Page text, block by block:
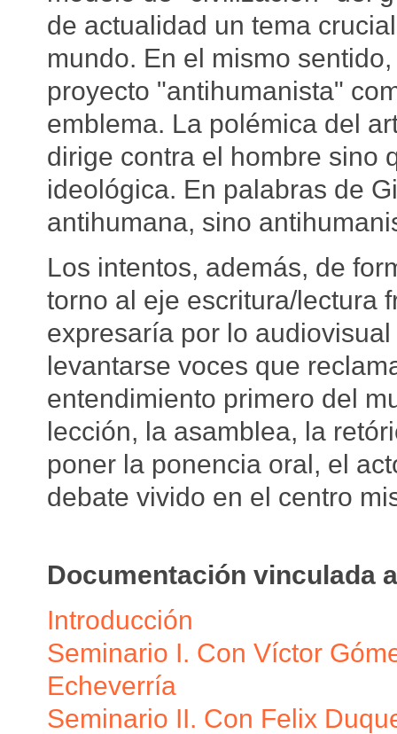
de actualidad un tema
mundo. En el mismo
proyecto "antihumanista"
emblema. La polémica del
dirige contra el hombre sino
ideológica. En palabras de
antihumana, sino
Los intentos, además, de
torno al eje escritura/lectura
expresaría por lo
levantarse voces que
entendimiento primero del
lección, la asamblea, la
poner la ponencia oral, el
debate vivido en el centro
Documentación vinculada
Introducción
Seminario I. Con Víctor
Echeverría
Seminario II. Con Felix